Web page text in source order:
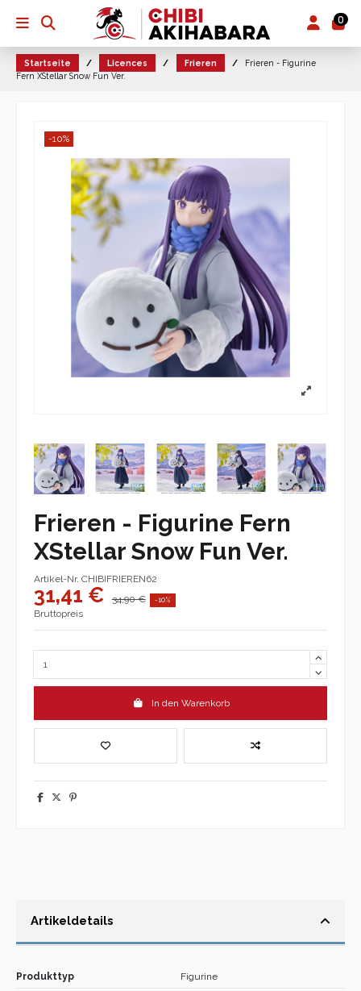
0
Startseite Licences Frieren
Frieren - Figurine
Fern XStellar Snow Fun Ver.
-10%
Frieren - Figurine Fern
XStellar Snow Fun Ver.
Artikel-Nr. CHIBIFRIEREN62
31,41 € 34,90 € -10%
Bruttopreis
In den Warenkorb
Artikeldetails
Produkttyp Figurine